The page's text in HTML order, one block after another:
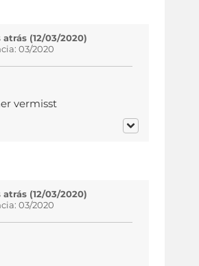
(12/03/2020)
03/2020
vermisst
(12/03/2020)
03/2020